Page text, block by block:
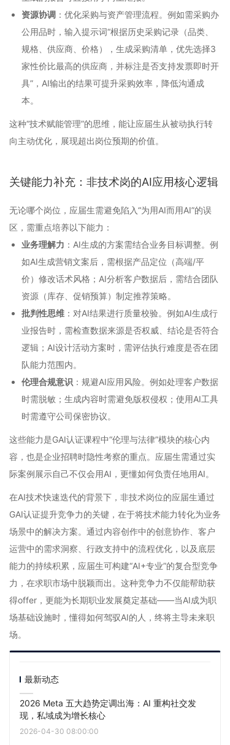
资源协调 ：优化采购与资产管理流程。例如需采购办
公用品时，输入提示词“根据历史采购记录（品类、
规格、供应商、价格），生成采购清单，优先选择3
家性价比最高的供应商，并标注是否支持发票即时开
具”，AI输出的结果可提升采购效率，降低沟通成
本。
这种“技术赋能管理”的思维，能让应届生从被动执行转
向主动优化，展现超出岗位预期的价值。
关键能力补充：非技术岗的AI应用核心逻辑
无论哪个岗位，应届生需避免陷入“为用AI而用AI”的误
区，需重点培养以下能力：
业务理解力 ：AI生成的方案需结合业务目标调整。例
如AI生成营销文案后，需根据产品定位（高端/平
价）修改话术风格；AI分析客户数据后，需结合团队
资源（库存、促销预算）制定推荐策略。
批判性思维 ：对AI结果进行质量校验。例如AI生成行
业报告时，需检查数据来源是否权威、结论是否符合
逻辑；AI设计活动方案时，需评估执行难度是否在团
队能力范围内。
伦理合规意识 ：规避AI应用风险。例如处理客户数据
时需脱敏；生成内容时需避免版权侵权；使用AI工具
时需遵守公司保密协议。
这些能力是GAI认证课程中“伦理与法律”模块的核心内
容，也是企业招聘时隐性考察的重点。应届生需通过实
际案例展示自己不仅会用AI，更懂如何负责任地用AI。
在AI技术快速迭代的背景下，非技术岗位的应届生通过
GAI认证提升竞争力的关键，在于将技术能力转化为业务
场景中的解决方案。通过内容创作中的创意协作、客户
运营中的需求洞察、行政支持中的流程优化，以及底层
能力的持续积累，应届生可构建“AI+专业”的复合型竞争
力，在求职市场中脱颖而出。这种竞争力不仅能帮助获
得offer，更能为长期职业发展奠定基础——当AI成为职
场基础设施时，懂得如何驾驭AI的人，终将主导未来职
场。
最新动态
2026 Meta 五大趋势定调出海：AI 重构社交发
现，私域成为增长核心
2026-04-30 08:00:00